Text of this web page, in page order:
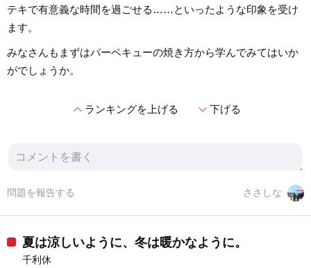
テキで有意義な時間を過ごせる……といったような印象を受け
ます。
みなさんもまずはバーベキューの焼き方から学んでみてはいか
がでしょうか。
expand_lessランキングを上げる expand_more下げる
ささしな
問題を報告する
夏は涼しいように、冬は暖かなように。
千利休